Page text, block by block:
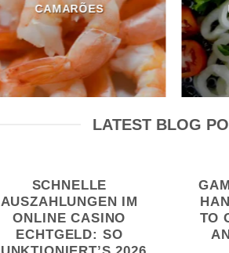
CAMARÕES
LATEST BLOG
SCHNELLE
AUSZAHLUNGEN IM
ONLINE CASINO
ECHTGELD: SO
TO